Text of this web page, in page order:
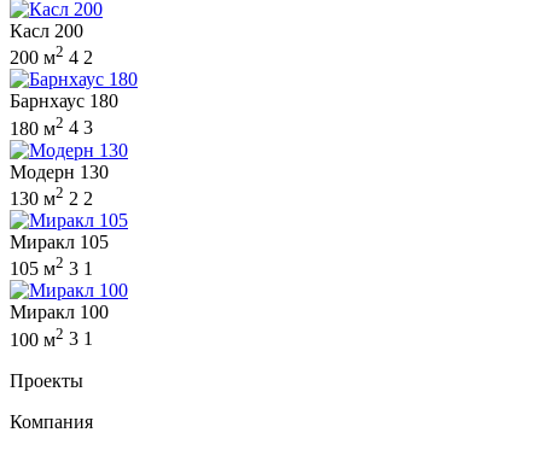
Касл 200
200 м2 4 2
Барнхаус 180
180 м2 4 3
Модерн 130
130 м2 2 2
Миракл 105
105 м2 3 1
Миракл 100
100 м2 3 1
Проекты
Компания